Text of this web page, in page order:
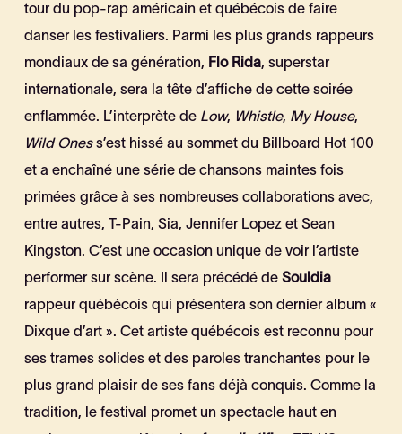
tour du pop-rap américain et québécois de faire
danser les festivaliers. Parmi les plus grands rappeurs
mondiaux de sa génération, Flo Rida, superstar
internationale, sera la tête d’affiche de cette soirée
enflammée. L’interprète de Low, Whistle, My House,
Wild Oness’est hissé au sommet du Billboard Hot 100
et a enchaîné une série de chansons maintes fois
primées grâce à ses nombreuses collaborations avec,
entre autres, T-Pain, Sia, Jennifer Lopez et Sean
Kingston. C’est une occasion unique de voir l’artiste
performer sur scène. Il sera précédé de Souldia
rappeur québécois qui présentera son dernier album «
Dixque d’art ». Cet artiste québécois est reconnu pour
ses trames solides et des paroles tranchantes pour le
plus grand plaisir de ses fans déjà conquis. Comme la
tradition, le festival promet un spectacle haut en